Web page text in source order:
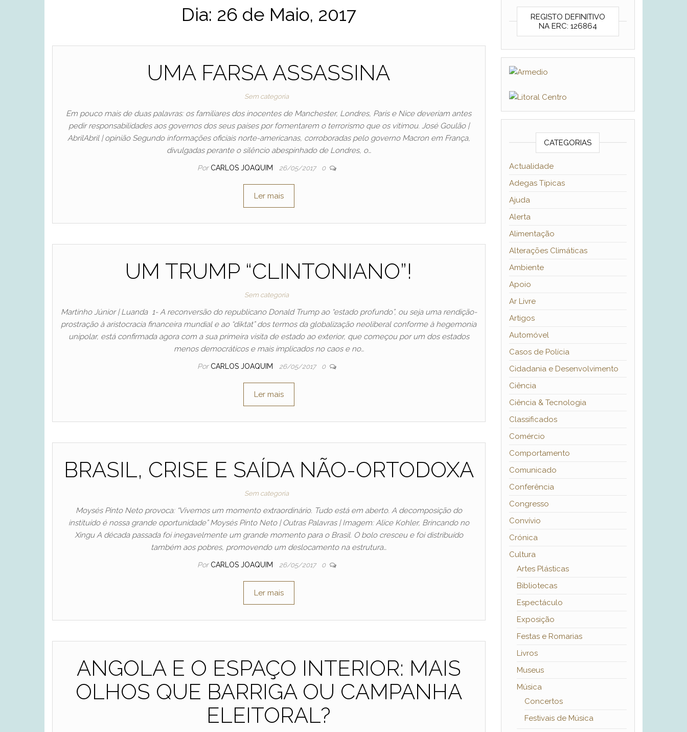
Dia: 26 de Maio, 2017
UMA FARSA ASSASSINA
Sem categoria
Em pouco mais de duas palavras: os familiares dos inocentes de Manchester, Londres, Paris e Nice deveriam antes
pedir responsabilidades aos governos dos seus países por fomentarem o terrorismo que os vitimou. José Goulão |
AbrilAbril | opinião Segundo informações oficiais norte-americanas, corroboradas pelo governo Macron em França,
divulgadas perante o silêncio abespinhado de Londres, o…
Por CARLOS JOAQUIM 26/05/2017 0
Ler mais
UM TRUMP “CLINTONIANO”!
Sem categoria
Martinho Júnior | Luanda 1- A reconversão do republicano Donald Trump ao “estado profundo”, ou seja uma rendição-
prostração à aristocracia financeira mundial e ao “diktat” dos termos da globalização neoliberal conforme à hegemonia
unipolar, está confirmada agora com a sua primeira visita de estado ao exterior, que começou por um dos estados
menos democráticos e mais implicados no caos e no…
Por CARLOS JOAQUIM 26/05/2017 0
Ler mais
BRASIL, CRISE E SAÍDA NÃO-ORTODOXA
Sem categoria
Moysés Pinto Neto provoca: “Vivemos um momento extraordinário. Tudo está em aberto. A decomposição do
instituído é nossa grande oportunidade” Moysés Pinto Neto | Outras Palavras | Imagem: Alice Kohler, Brincando no
Xingu A década passada foi inegavelmente um grande momento para o Brasil. O bolo cresceu e foi distribuído
também aos pobres, promovendo um deslocamento na estrutura…
Por CARLOS JOAQUIM 26/05/2017 0
Ler mais
ANGOLA E O ESPAÇO INTERIOR: MAIS
OLHOS QUE BARRIGA OU CAMPANHA
ELEITORAL?
REGISTO DEFINITIVO
NA ERC: 126864
CATEGORIAS
Actualidade
Adegas Típicas
Ajuda
Alerta
Alimentação
Alterações Climáticas
Ambiente
Apoio
Ar Livre
Artigos
Automóvel
Casos de Polícia
Cidadania e Desenvolvimento
Ciência
Ciência & Tecnologia
Classificados
Comércio
Comportamento
Comunicado
Conferência
Congresso
Convívio
Crónica
Cultura
Artes Plásticas
Bibliotecas
Espectáculo
Exposição
Festas e Romarias
Livros
Museus
Música
Concertos
Festivais de Música